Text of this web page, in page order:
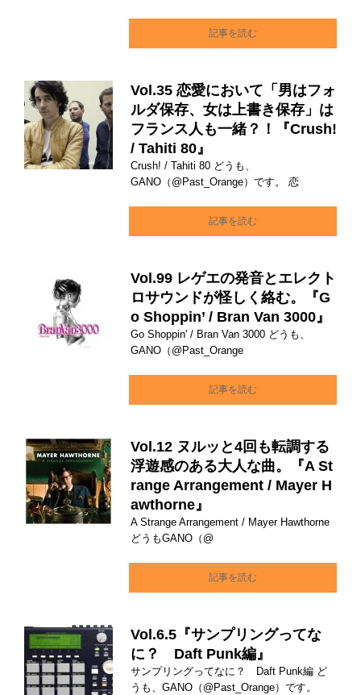
記事を読む
Vol.35 恋愛において「男はフォ
ルダ保存、女は上書き保存」は
フランス人も一緒？！『Crush!
/ Tahiti 80』
Crush! / Tahiti 80 どうも、
GANO（@Past_Orange）です。 恋
記事を読む
Vol.99 レゲエの発音とエレクト
ロサウンドが怪しく絡む。『G
o Shoppin’ / Bran Van 3000』
Go Shoppin' / Bran Van 3000 どうも、
GANO（@Past_Orange
記事を読む
Vol.12 ヌルッと4回も転調する
浮遊感のある大人な曲。『A St
range Arrangement / Mayer H
awthorne』
A Strange Arrangement / Mayer Hawthorne
どうもGANO（@
記事を読む
Vol.6.5『サンプリングってな
に？ Daft Punk編』
サンプリングってなに？ Daft Punk編 ど
うも、GANO（@Past_Orange）です。